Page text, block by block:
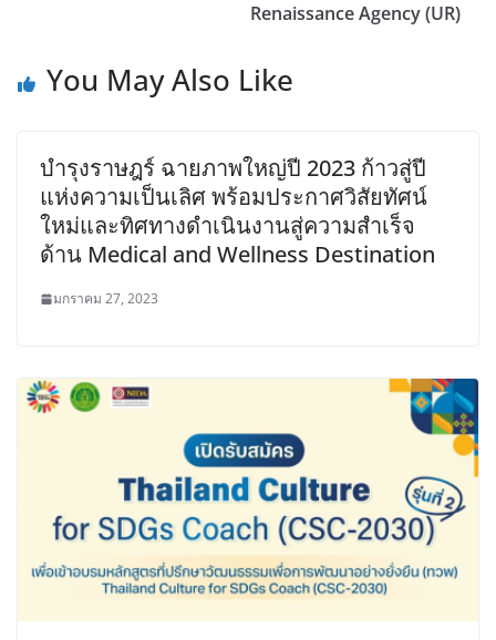
Renaissance Agency (UR)
You May Also Like
บำรุงราษฎร์ ฉายภาพใหญ่ปี 2023 ก้าวสู่ปี
แห่งความเป็นเลิศ พร้อมประกาศวิสัยทัศน์
ใหม่และทิศทางดำเนินงานสู่ความสำเร็จ
ด้าน Medical and Wellness Destination
มกราคม 27, 2023